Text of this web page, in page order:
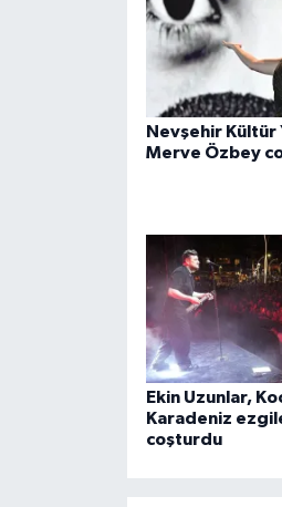
Nevşehir Kültür
Merve Özbey
Ekin Uzunlar,
Karadeniz
coşturdu